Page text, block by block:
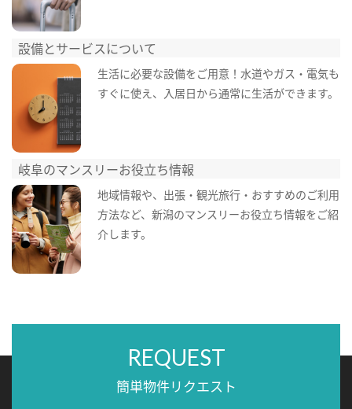
設備とサービスについて
生活に必要な設備をご用意！水道やガス・電気も
すぐに使え、入居日から通常に生活ができます。
岐阜のマンスリーお役立ち情報
地域情報や、出張・観光旅行・おすすめのご利用
方法など、新潟のマンスリーお役立ち情報をご紹
介します。
REQUEST
簡単物件リクエスト